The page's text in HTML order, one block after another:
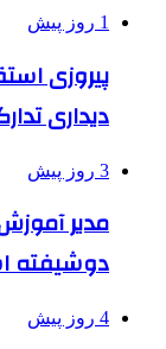
1 روز پیش
پیروزی
دیداری
3 روز پیش
دوشیفته
4 روز پیش